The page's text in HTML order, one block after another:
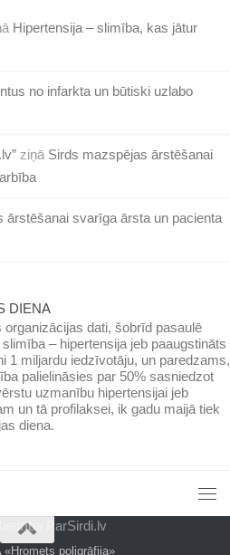
Hipertensija – slimība, kas jātur
no infarkta un būtiski uzlabo
ziņā Sirds mazspējas ārstēšanai
ārstēšanai svarīga ārsta un pacienta
DIENA
dati, šobrīd pasaulē
– hipertensija jeb paaugstināts
1 miljardu iedzīvotāju, un paredzams,
palielināsies par 50% sasniedzot
uzmanību hipertensijai jeb
un tā profilaksei, ik gadu maijā tiek
diena.
ParSirdi.lv
poligrāfija»